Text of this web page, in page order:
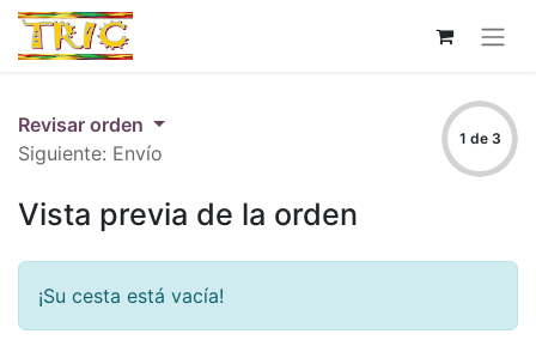
Revisar orden
Siguiente: Envío
1 de 3
Vista previa de la orden
¡Su cesta está vacía!